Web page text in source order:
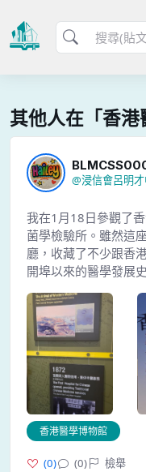
其他人在「香
@浸信會呂明
我在1月18日參觀了
菌學檢驗所。雖然這
廳，收藏了不少跟香
開埠以來的醫學發展
香港醫學博物館
(0) (0) 檢舉